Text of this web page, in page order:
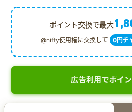
ポイント交換で最大
@nifty使用権に交換して 0円チ
広告利用でポイ